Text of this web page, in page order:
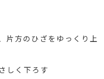
片方のひざをゆっくり上
しく下ろす